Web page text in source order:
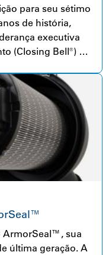
para seu sétimo
de história,
executiva
(Closing Bell®) na
ArmorSeal™, sua
última geração. A